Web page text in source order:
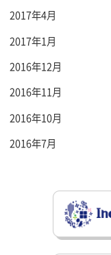
2017年4月
2017年1月
2016年12月
2016年11月
2016年10月
2016年7月